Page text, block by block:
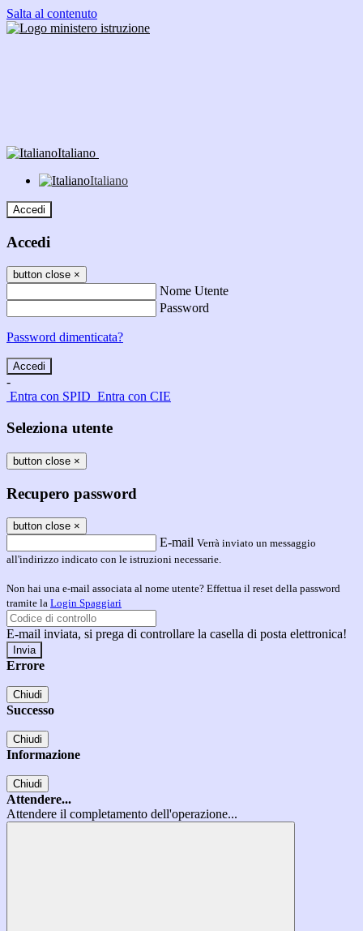
Salta al contenuto
Italiano
Italiano
Accedi
Accedi
button close ×
Nome Utente
Password
Password dimenticata?
-
Entra con SPID Entra con CIE
Seleziona utente
button close ×
Recupero password
button close ×
E-mail Verrà inviato un messaggio
all'indirizzo indicato con le istruzioni necessarie.
Non hai una e-mail associata al nome utente? Effettua il reset della password
tramite la Login Spaggiari
E-mail inviata, si prega di controllare la casella di posta elettronica!
Errore
Chiudi
Successo
Chiudi
Informazione
Chiudi
Attendere...
Attendere il completamento dell'operazione...